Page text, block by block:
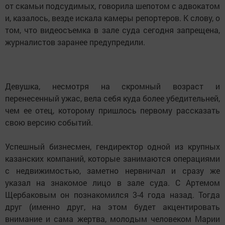
от скамьи подсудимых, говорила шепотом с адвокатом
и, казалось, везде искала камеры репортеров. К слову, о
том, что видеосъемка в зале суда сегодня запрещена,
журналистов заранее предупредили.
Девушка, несмотря на скромный возраст и
перенесенный ужас, вела себя куда более убедительней,
чем ее отец, которому пришлось первому рассказать
свою версию событий.
Успешный бизнесмен, гендиректор одной из крупных
казанских компаний, которые занимаются операциями
с недвижимостью, заметно нервничал и сразу же
указал на знакомое лицо в зале суда. С Артемом
Щербаковым он познакомился 3-4 года назад. Тогда
друг (именно друг, на этом будет акцентировать
внимание и сама жертва, молодым человеком Марии